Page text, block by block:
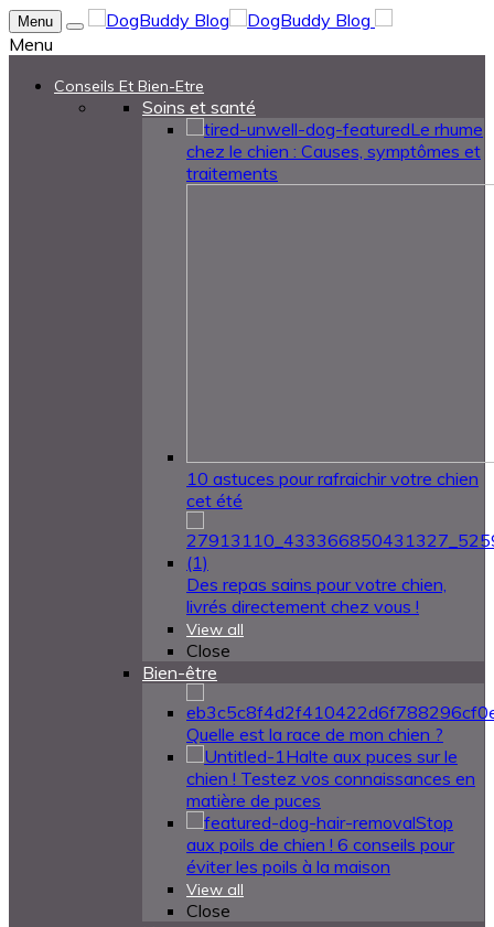
Menu
Menu
Conseils Et Bien-Etre
Soins et santé
Le rhume
chez le chien : Causes, symptômes et
traitements
10 astuces pour rafraichir votre chien
cet été
Des repas sains pour votre chien,
livrés directement chez vous !
View all
Close
Bien-être
Quelle est la race de mon chien ?
Halte aux puces sur le
chien ! Testez vos connaissances en
matière de puces
Stop
aux poils de chien ! 6 conseils pour
éviter les poils à la maison
View all
Close